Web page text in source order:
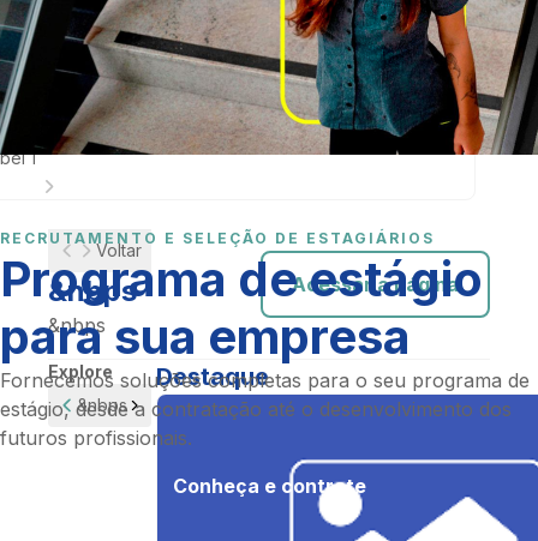
1
Voltar
&nbps
&nbps
Acessar a página
Explore
&nbps
Destaque
RECRUTAMENTO E SELEÇÃO DE ESTAGIÁRIOS
Programa de estágio
para sua empresa
Fornecemos soluções completas para o seu programa de
estágio, desde a contratação até o desenvolvimento dos
futuros profissionais.
Conheça e contrate